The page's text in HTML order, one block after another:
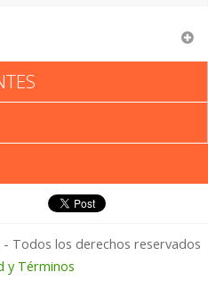
& Assoc:
Todos los derechos reservados
y Términos